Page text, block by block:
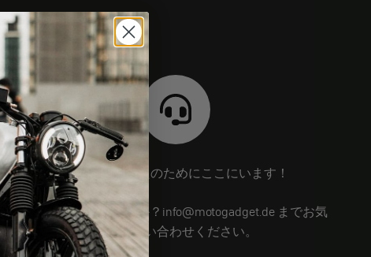
私たちはあなたのためにここにいます！
まだ質問がありますか？info@motogadget.de までお気
軽にお問い合わせください。